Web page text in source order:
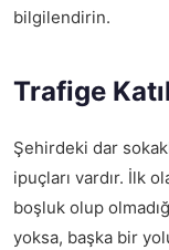
bilgilendirin.
Trafige
Şehirdeki dar
ipuçları vardır. İlk
boşluk olup
yoksa, başka bir